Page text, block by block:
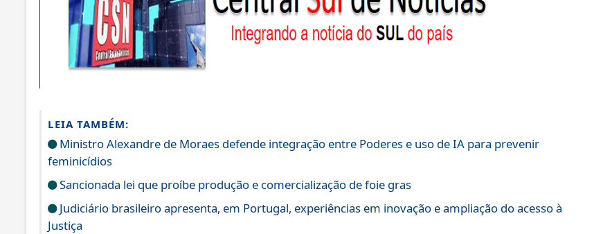
LEIA TAMBÉM:
Ministro Alexandre de Moraes defende integração entre Poderes e uso de IA para prevenir
feminicídios
Sancionada lei que proíbe produção e comercialização de foie gras
Judiciário brasileiro apresenta, em Portugal, experiências em inovação e ampliação do acesso à
Justiça